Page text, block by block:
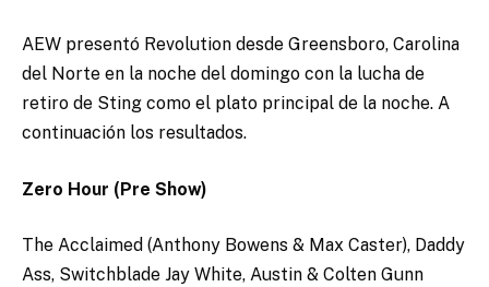
AEW presentó Revolution desde Greensboro, Carolina
del Norte en la noche del domingo con la lucha de
retiro de Sting como el plato principal de la noche. A
continuación los resultados.
Zero Hour (Pre Show)
The Acclaimed (Anthony Bowens & Max Caster), Daddy
Ass, Switchblade Jay White, Austin & Colten Gunn